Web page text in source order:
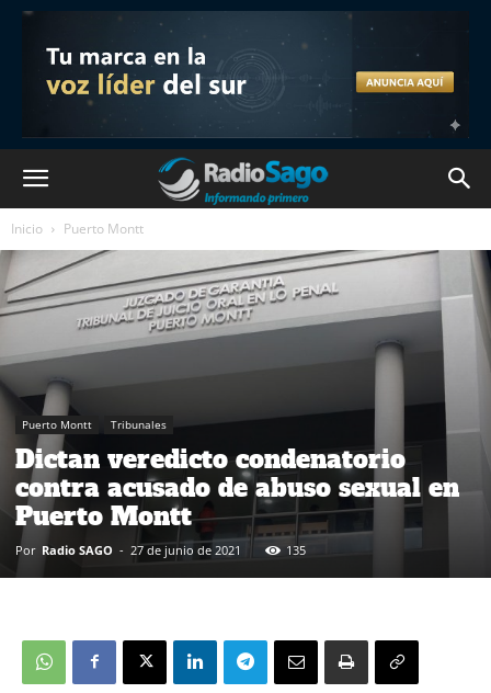
Inicio Puerto Montt
Puerto Montt Tribunales
Dictan veredicto condenatorio
contra acusado de abuso sexual en
Puerto Montt
Por Radio SAGO - 27 de junio de 2021 135